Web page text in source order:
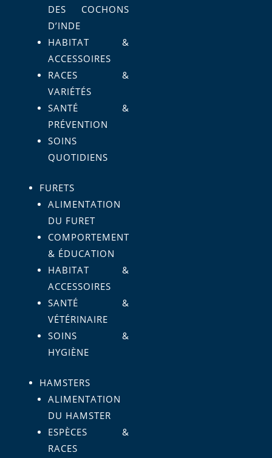
DES COCHONS
D’INDE
HABITAT &
ACCESSOIRES
RACES &
VARIÉTÉS
SANTÉ &
PRÉVENTION
SOINS
QUOTIDIENS
FURETS
ALIMENTATION
DU FURET
COMPORTEMENT
& ÉDUCATION
HABITAT &
ACCESSOIRES
SANTÉ &
VÉTÉRINAIRE
SOINS &
HYGIÈNE
HAMSTERS
ALIMENTATION
DU HAMSTER
ESPÈCES &
RACES